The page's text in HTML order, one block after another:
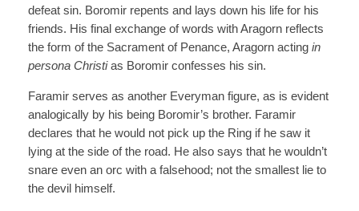
defeat sin. Boromir repents and lays down his life for his
friends. His final exchange of words with Aragorn reflects
the form of the Sacrament of Penance, Aragorn acting in
persona Christias Boromir confesses his sin.
Faramir serves as another Everyman figure, as is evident
analogically by his being Boromir’s brother. Faramir
declares that he would not pick up the Ring if he saw it
lying at the side of the road. He also says that he wouldn’t
snare even an orc with a falsehood; not the smallest lie to
the devil himself.